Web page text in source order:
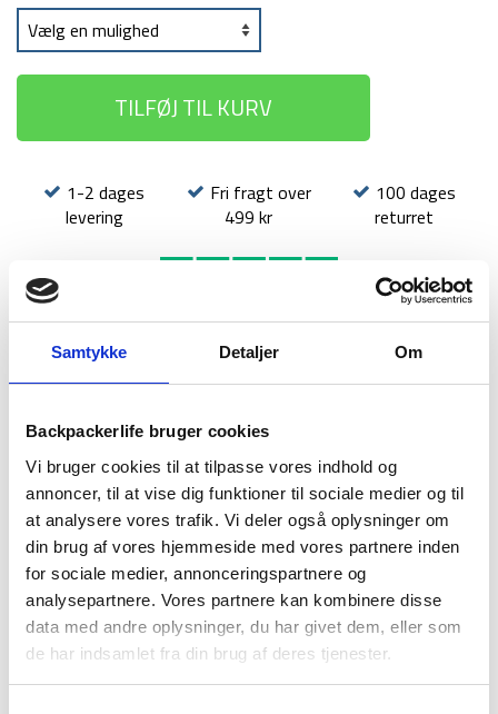
Samtykke Detaljer Om
Backpackerlife bruger cookies
Vi bruger cookies til at tilpasse vores indhold og
annoncer, til at vise dig funktioner til sociale medier og til
at analysere vores trafik. Vi deler også oplysninger om
din brug af vores hjemmeside med vores partnere inden
for sociale medier, annonceringspartnere og
analysepartnere. Vores partnere kan kombinere disse
data med andre oplysninger, du har givet dem, eller som
de har indsamlet fra din brug af deres tjenester.
TILFØJ TIL KURV
1-2 dages
levering
Fri fragt over
499 kr
100 dages
returret
BESKRIVELSE
YDERLIGERE INFORMATION
BRAND
Trespass’ DLX Keyboard II er en letvægtssko som med sin
støtte fra tå til hæl gør den ideel til alt fra bjergløb eller lange
gåture til træningssessioner og andet, hvor en let sko er en
fordel. En anden fordel ved Keyboard-skoen er, at den både er
vind- og vandtæt og med sin indbyggede DLX-membran er
åndbar og dermed forhindrer overophedning.
Skoens overdel er fremstillet af tekstilet softshell og PU,
som sikrer den vind- og vandtætte funktion, mens pløsen
(stykket over vristen) er forsynet med ekstra beskyttelse for